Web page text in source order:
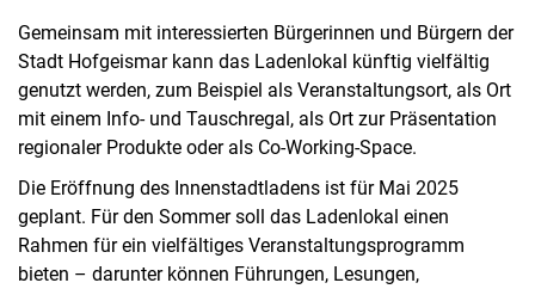
Gemeinsam mit interessierten Bürgerinnen und Bürgern der
Stadt Hofgeismar kann das Ladenlokal künftig vielfältig
genutzt werden, zum Beispiel als Veranstaltungsort, als Ort
mit einem Info- und Tauschregal, als Ort zur Präsentation
regionaler Produkte oder als Co-Working-Space.
Die Eröffnung des Innenstadtladens ist für Mai 2025
geplant. Für den Sommer soll das Ladenlokal einen
Rahmen für ein vielfältiges Veranstaltungsprogramm
bieten – darunter können Führungen, Lesungen,